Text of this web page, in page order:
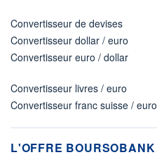
Convertisseur de devises
Convertisseur dollar / euro
Convertisseur euro / dollar
Convertisseur livres / euro
Convertisseur franc suisse / euro
L'OFFRE BOURSOBANK